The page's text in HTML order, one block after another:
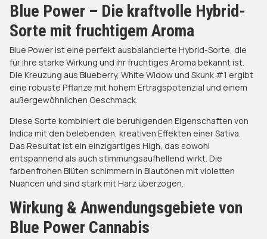
Blue Power – Die kraftvolle Hybrid-
Sorte mit fruchtigem Aroma
Blue Power ist eine perfekt ausbalancierte Hybrid-Sorte, die
für ihre starke Wirkung und ihr fruchtiges Aroma bekannt ist.
Die Kreuzung aus Blueberry, White Widow und Skunk #1 ergibt
eine robuste Pflanze mit hohem Ertragspotenzial und einem
außergewöhnlichen Geschmack.
Diese Sorte kombiniert die beruhigenden Eigenschaften von
Indica mit den belebenden, kreativen Effekten einer Sativa.
Das Resultat ist ein einzigartiges High, das sowohl
entspannend als auch stimmungsaufhellend wirkt. Die
farbenfrohen Blüten schimmern in Blautönen mit violetten
Nuancen und sind stark mit Harz überzogen.
Wirkung & Anwendungsgebiete von
Blue Power Cannabis